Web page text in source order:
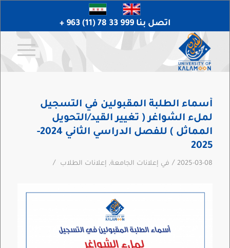
اتصل بنا 999 33 78 (11) 963 +
أسماء الطلبة المقبولين في التسجيل
لملء الشواغر ( تغيير القيد/التحويل
المماثل ) للفصل الدراسي الثاني 2024-
2025
2025-03-08
/ في إعلانات الجامعة, إعلانات الطلاب /